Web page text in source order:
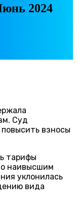
2024
Суд
взносы
тарифы
наивысшим
уклонилась
вида